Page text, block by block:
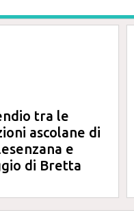
tra le
ascolane di
e
di Bretta